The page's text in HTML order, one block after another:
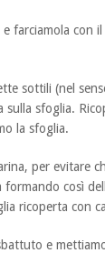
farciamola con
sottili (nel
sulla sfoglia.
la sfoglia.
per evitare
così
ricoperta con
e